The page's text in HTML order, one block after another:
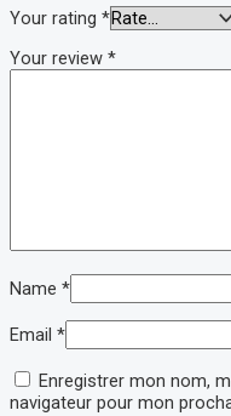
Your rating *
Your review *
Name *
Email *
Enregistrer mon nom,
navigateur pour mon